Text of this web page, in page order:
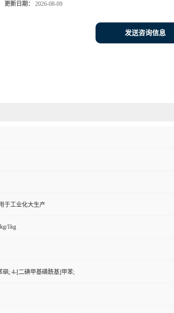
更新日期： 2026-08-09
发送咨询信息
于工业化大生产
1kg
砜; 4-[二碘甲基磺酰基]甲苯;